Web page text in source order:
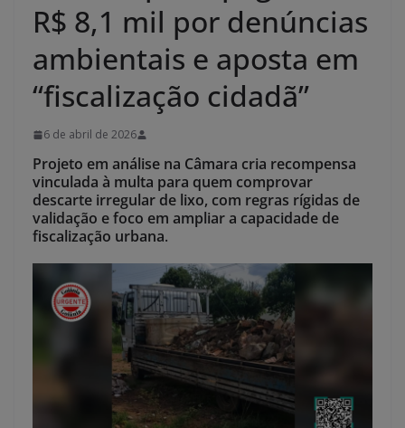
R$ 8,1 mil por denúncias
ambientais e aposta em
“fiscalização cidadã”
6 de abril de 2026
Projeto em análise na Câmara cria recompensa
vinculada à multa para quem comprovar
descarte irregular de lixo, com regras rígidas de
validação e foco em ampliar a capacidade de
fiscalização urbana.